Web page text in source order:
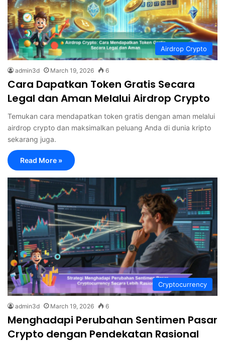
Airdrop Crypto
admin3d March 19, 2026 6
Cara Dapatkan Token Gratis Secara
Legal dan Aman Melalui Airdrop Crypto
Temukan cara mendapatkan token gratis dengan aman melalui
airdrop crypto dan maksimalkan peluang Anda di dunia kripto
sekarang juga.
Read More »
Cryptocurrency
admin3d March 19, 2026 6
Menghadapi Perubahan Sentimen Pasar
Crypto dengan Pendekatan Rasional